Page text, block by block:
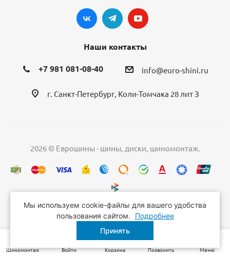
Наши контакты
+7 981 081-08-40 info@euro-shini.ru
г. Санкт-Петербург, Коли-Томчака 28 лит З
2026 © Еврошины - шины, диски, шиномонтаж.
Мы используем cookie-файлы для вашего удобства
пользования сайтом.
Подробнее
Принять
Шиномонтаж Войти Корзина Позвонить Меню